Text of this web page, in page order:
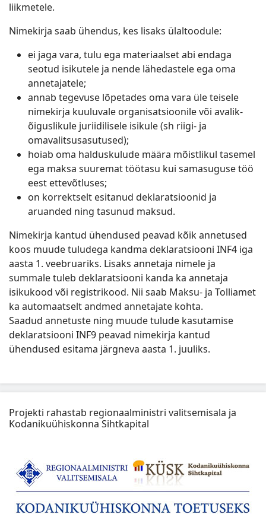
liikmetele.
Nimekirja saab ühendus, kes lisaks ülaltoodule:
ei jaga vara, tulu ega materiaalset abi endaga
seotud isikutele ja nende lähedastele ega oma
annetajatele;
annab tegevuse lõpetades oma vara üle teisele
nimekirja kuuluvale organisatsioonile või avalik-
õiguslikule juriidilisele isikule (sh riigi- ja
omavalitsusasutused);
hoiab oma halduskulude määra mõistlikul tasemel
ega maksa suuremat töötasu kui samasuguse töö
eest ettevõtluses;
on korrektselt esitanud deklaratsioonid ja
aruanded ning tasunud maksud.
Nimekirja kantud ühendused peavad kõik annetused
koos muude tuludega kandma deklaratsiooni INF4 iga
aasta 1. veebruariks. Lisaks annetaja nimele ja
summale tuleb deklaratsiooni kanda ka annetaja
isikukood või registrikood. Nii saab Maksu- ja Tolliamet
ka automaatselt andmed annetajate kohta.
Saadud annetuste ning muude tulude kasutamise
deklaratsiooni INF9 peavad nimekirja kantud
ühendused esitama järgneva aasta 1. juuliks.
Projekti rahastab regionaalministri valitsemisala ja
Kodanikuühiskonna Sihtkapital